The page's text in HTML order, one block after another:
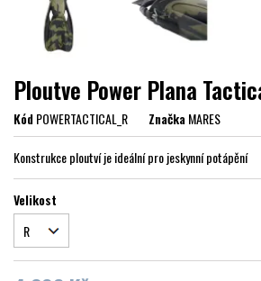
Ploutve Power Plana
KódPOWERTACTICAL_R ZnačkaMARES
Konstrukce ploutví je ideální pro jeskynní potápění
Velikost